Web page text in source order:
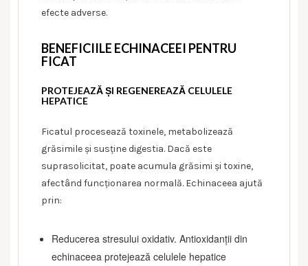
efecte adverse.
BENEFICIILE ECHINACEEI PENTRU
FICAT
PROTEJEAZĂ ȘI REGENEREAZĂ CELULELE
HEPATICE
Ficatul procesează toxinele, metabolizează
grăsimile și susține digestia. Dacă este
suprasolicitat, poate acumula grăsimi și toxine,
afectând funcționarea normală. Echinaceea ajută
prin:
Reducerea stresului oxidativ. Antioxidanții din
echinaceea protejează celulele hepatice